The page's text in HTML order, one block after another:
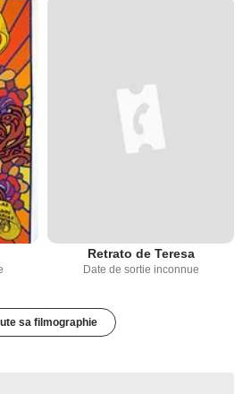
Retrato de Teresa
Date de sortie inconnue
sa filmographie